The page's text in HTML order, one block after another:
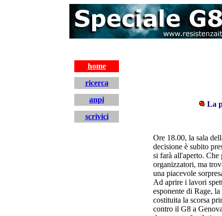
home
La
Ore 18.00, la sala
decisione è subito
si farà all'aperto. Che
organizzatori, ma
una piacevole
Ad aprire i lavori
esponente di Rage,
costituita la scorsa
contro il G8 a
ricerca
anpi
scrivici